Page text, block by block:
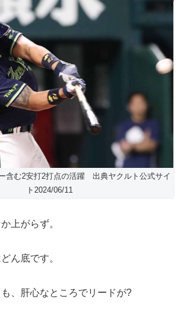
含む2安打2打点の活躍 出典ヤクルト公式サイ
ト2024/06/11
上がらず。
ん底です。
、肝心なところでリードが?